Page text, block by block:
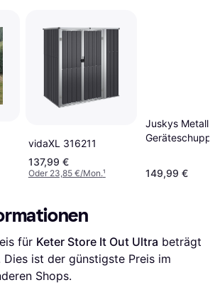
vidaXL 316211
137,99 €
Oder 23,85 €/Mon.¹
Juskys Metall
149,99 €
für Keter Store It Out Ultra beträgt
Dies ist der günstigste Preis im
Shops.